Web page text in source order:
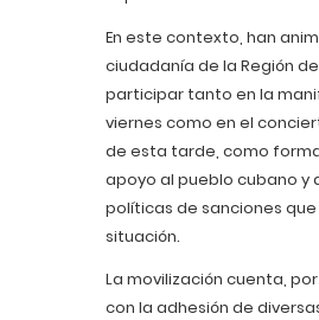
En este contexto, han
ciudadanía de la Región
participar tanto en la
viernes como en el
de esta tarde, como
apoyo al pueblo cubano y
políticas de sanciones
situación.
La movilización cuenta,
con la adhesión de